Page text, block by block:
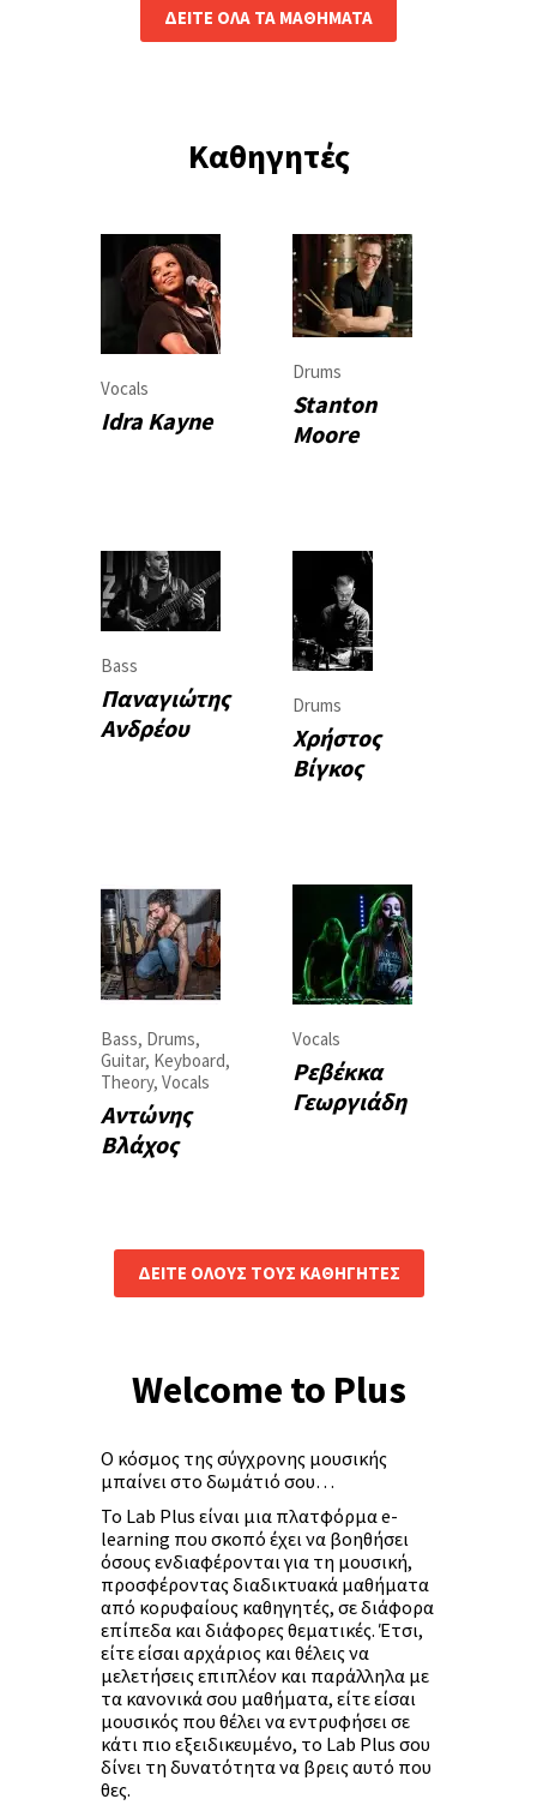
ΔΕΙΤΕ ΟΛΑ ΤΑ ΜΑΘΗΜΑΤΑ
Καθηγητές
Vocals
Idra Kayne
Drums
Stanton
Moore
Bass
Παναγιώτης
Ανδρέου
Drums
Χρήστος
Βίγκος
Bass, Drums,
Guitar, Keyboard,
Theory, Vocals
Αντώνης
Βλάχος
Vocals
Ρεβέκκα
Γεωργιάδη
ΔΕΙΤΕ ΟΛΟΥΣ ΤΟΥΣ ΚΑΘΗΓΗΤΕΣ
Welcome to Plus
Ο κόσμος της σύγχρονης μουσικής
μπαίνει στο δωμάτιό σου…
To Lab Plus είναι μια πλατφόρμα e-
learning που σκοπό έχει να βοηθήσει
όσους ενδιαφέρονται για τη μουσική,
προσφέροντας διαδικτυακά μαθήματα
από κορυφαίους καθηγητές, σε διάφορα
επίπεδα και διάφορες θεματικές. Έτσι,
είτε είσαι αρχάριος και θέλεις να
μελετήσεις επιπλέον και παράλληλα με
τα κανονικά σου μαθήματα, είτε είσαι
μουσικός που θέλει να εντρυφήσει σε
κάτι πιο εξειδικευμένο, το Lab Plus σου
δίνει τη δυνατότητα να βρεις αυτό που
θες.